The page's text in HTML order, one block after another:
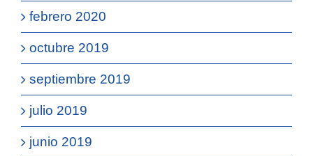
febrero 2020
octubre 2019
septiembre 2019
julio 2019
junio 2019